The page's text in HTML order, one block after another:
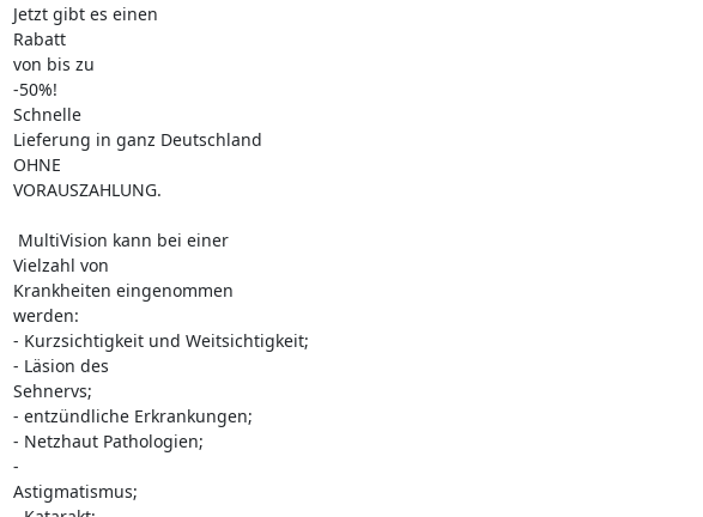
Jetzt gibt es einen
Rabatt
von bis zu
-50%!
Schnelle
Lieferung in ganz Deutschland
OHNE
VORAUSZAHLUNG.
Vielzahl von
Krankheiten eingenommen
werden:
- Kurzsichtigkeit und Weitsichtigkeit;
- Läsion des
Sehnervs;
- entzündliche Erkrankungen;
- Netzhaut Pathologien;
-
Astigmatismus;